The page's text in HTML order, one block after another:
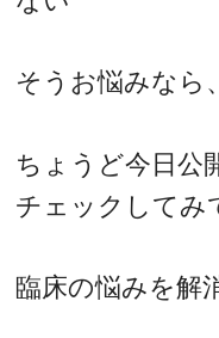
そうお悩みなら、
ちょうど今日公
チェックしてみ
臨床の悩みを解